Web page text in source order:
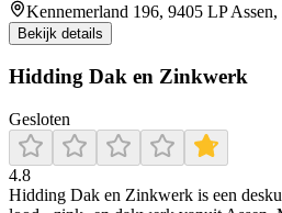
Kennemerland 196, 9405 LP Assen,
Bekijk details
Hidding Dak en Zinkwerk
Gesloten
4.8
Hidding Dak en Zinkwerk is een